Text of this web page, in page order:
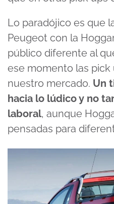
Lo paradójico es que
Peugeot con la
público diferente al
ese momento las pick
nuestro mercado. Un
hacia lo lúdico y no
laboral, aunque
pensadas para